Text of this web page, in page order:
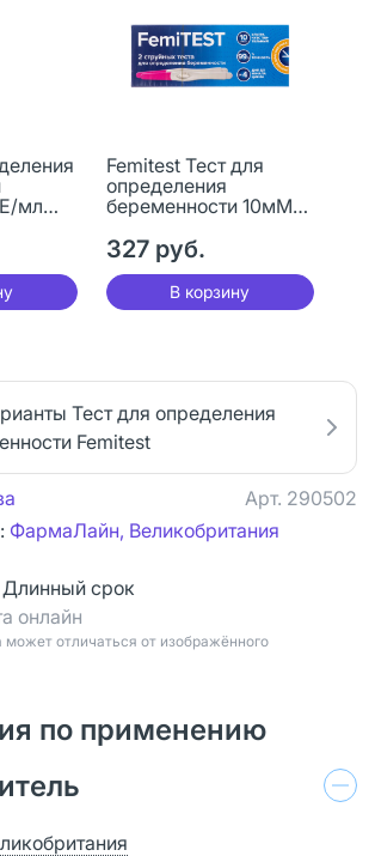
мл
Femitest Тест для
определения
беременности 10мМЕ/
ультрачувствительны
й струйный 2 шт
327 руб.
В корзину
Тест для определения
Femitest
Арт. 290502
ФармаЛайн, Великобритания
Длинный срок
онлайн
может отличаться от изображённого
по применению